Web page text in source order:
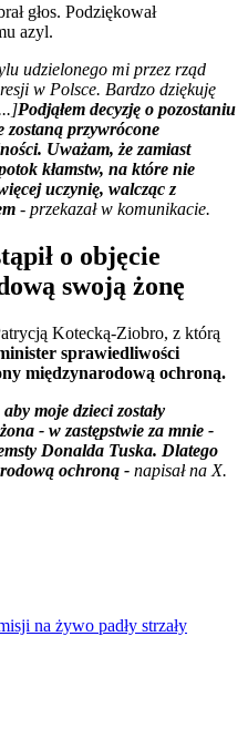
głos. Podziękował
azyl.
udzielonego mi przez rząd
w Polsce. Bardzo dziękuję
Podjąłem decyzję o pozostaniu
zostaną przywrócone
Uważam, że zamiast
kłamstw, na które nie
uczynię, walcząc z
- przekazał w komunikacie.
o objęcie
swoją żonę
Kotecką-Ziobro, z którą
sprawiedliwości
międzynarodową ochroną.
moje dzieci zostały
- w zastępstwie za mnie -
Donalda Tuska. Dlatego
ochroną - napisał na X.
na żywo padły strzały